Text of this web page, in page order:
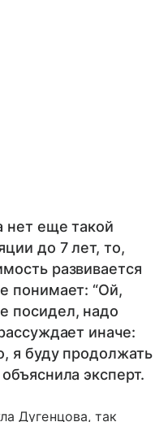
нет еще такой
до 7 лет, то,
развивается
понимает: “Ой,
посидел, надо
иначе:
я буду продолжать
эксперт.
Дугенцова, так